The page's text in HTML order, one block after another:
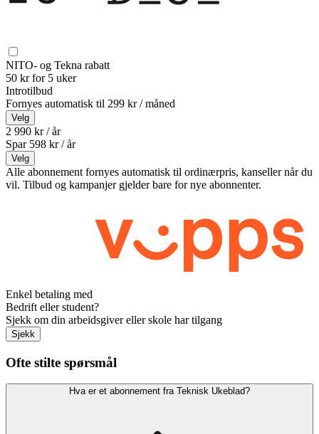
NITO- og Tekna rabatt
50 kr for 5 uker
Introtilbud
Fornyes automatisk til 299 kr / måned
Velg
2 990 kr / år
Spar 598 kr /år
Velg
Alle abonnement fornyes automatisk til ordinærpris, kanseller når du
vil. Tilbud og kampanjer gjelder bare for nye abonnenter.
Enkel betaling med
Bedrift eller student?
Sjekk om din arbeidsgiver eller skole har tilgang
Sjekk
Ofte stilte spørsmål
Hva er et abonnement fra Teknisk Ukeblad?